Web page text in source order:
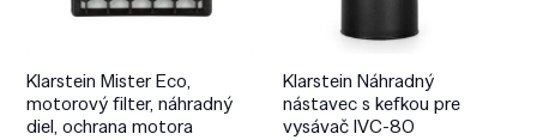
Klarstein Mister Eco,
motorový filter, náhradný
diel, ochrana motora
Klarstein Náhradný
nástavec s kefkou pre
vysávač IVC-80